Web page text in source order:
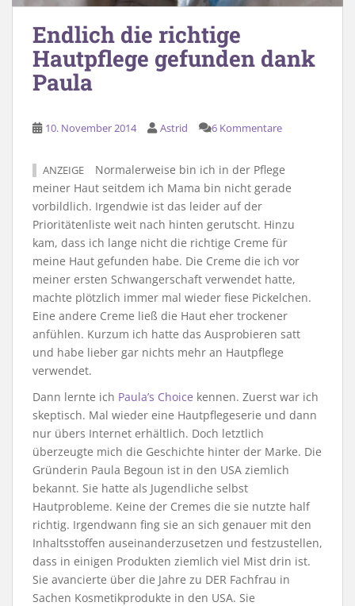
Endlich die richtige
Hautpflege gefunden dank
Paula
10. November 2014 Astrid 6 Kommentare
ANZEIGE
Normalerweise bin ich in der Pflege
meiner Haut seitdem ich Mama bin nicht gerade
vorbildlich. Irgendwie ist das leider auf der
Prioritätenliste weit nach hinten gerutscht. Hinzu
kam, dass ich lange nicht die richtige Creme für
meine Haut gefunden habe. Die Creme die ich vor
meiner ersten Schwangerschaft verwendet hatte,
machte plötzlich immer mal wieder fiese Pickelchen.
Eine andere Creme ließ die Haut eher trockener
anfühlen. Kurzum ich hatte das Ausprobieren satt
und habe lieber gar nichts mehr an Hautpflege
verwendet.
Dann lernte ich Paula’s Choice kennen. Zuerst war ich
skeptisch. Mal wieder eine Hautpflegeserie und dann
nur übers Internet erhältlich. Doch letztlich
überzeugte mich die Geschichte hinter der Marke. Die
Gründerin Paula Begoun ist in den USA ziemlich
bekannt. Sie hatte als Jugendliche selbst
Hautprobleme. Keine der Cremes die sie nutzte half
richtig. Irgendwann fing sie an sich genauer mit den
Inhaltsstoffen auseinanderzusetzen und festzustellen,
dass in einigen Produkten ziemlich viel Mist drin ist.
Sie avancierte über die Jahre zu DER Fachfrau in
Sachen Kosmetikprodukte in den USA. Sie